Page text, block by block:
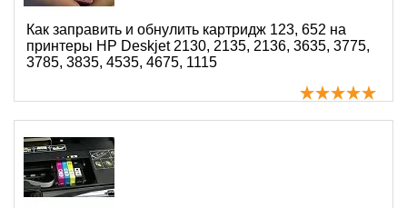
Как заправить и обнулить картридж 123, 652 на
принтеры HP Deskjet 2130, 2135, 2136, 3635, 3775,
3785, 3835, 4535, 4675, 1115